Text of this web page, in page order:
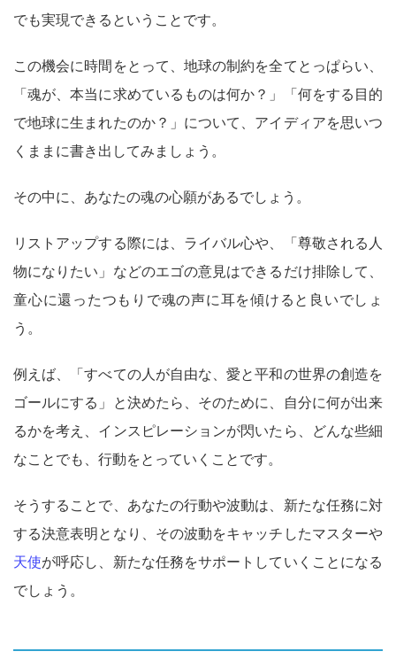
でも実現できるということです。
この機会に時間をとって、地球の制約を全てとっぱらい、
「魂が、本当に求めているものは何か？」「何をする目的
で地球に生まれたのか？」について、アイディアを思いつ
くままに書き出してみましょう。
その中に、あなたの魂の心願があるでしょう。
リストアップする際には、ライバル心や、「尊敬される人
物になりたい」などのエゴの意見はできるだけ排除して、
童心に還ったつもりで魂の声に耳を傾けると良いでしょ
う。
例えば、「すべての人が自由な、愛と平和の世界の創造を
ゴールにする」と決めたら、そのために、自分に何が出来
るかを考え、インスピレーションが閃いたら、どんな些細
なことでも、行動をとっていくことです。
そうすることで、あなたの行動や波動は、新たな任務に対
する決意表明となり、その波動をキャッチしたマスターや
天使が呼応し、新たな任務をサポートしていくことになる
でしょう。